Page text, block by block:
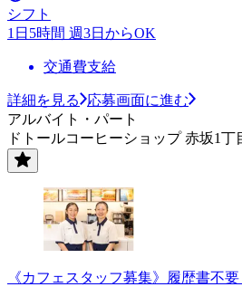
シフト
1日5時間 週3日からOK
交通費支給
詳細を見る
応募画面に進む
アルバイト・パート
ドトールコーヒーショップ 赤坂1丁
《カフェスタッフ募集》履歴書不